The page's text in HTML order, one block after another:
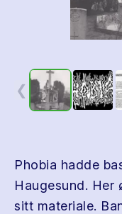
❮
Phobia hadde
Haugesund. Her
sitt materiale.